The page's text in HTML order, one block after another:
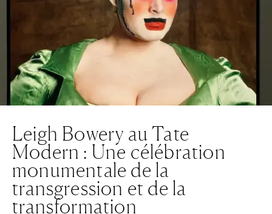
Leigh Bowery au Tate
Modern : Une célébration
monumentale de la
transgression et de la
transformation